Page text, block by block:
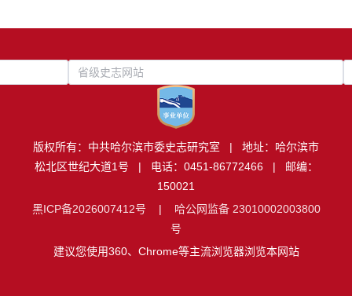
省级史志网站
版权所有：中共哈尔滨市委史志研究室 | 地址：哈尔滨市
松北区世纪大道1号 | 电话：0451-86772466 | 邮编：
150021
黑ICP备2026007412号 | 哈公网监备 23010002003800
号
建议您使用360、Chrome等主流浏览器浏览本网站